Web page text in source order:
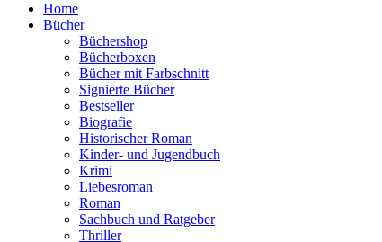
Home
Bücher
Büchershop
Bücherboxen
Bücher mit Farbschnitt
Signierte Bücher
Bestseller
Biografie
Historischer Roman
Kinder- und Jugendbuch
Krimi
Liebesroman
Roman
Sachbuch und Ratgeber
Thriller